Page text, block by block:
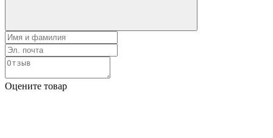
Оцените товар